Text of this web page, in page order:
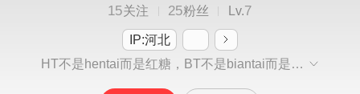
15关注 25粉丝 Lv.7
IP:河北
HT不是hentai而是红糖，BT不是biantai而是白糖。